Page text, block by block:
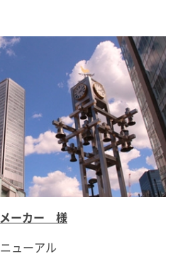
ーカー 様
ューアル